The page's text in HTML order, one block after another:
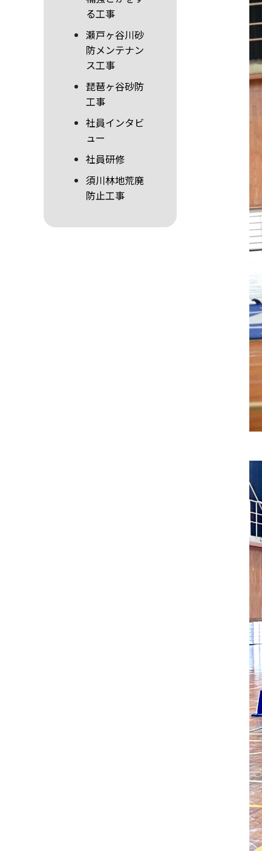
る工事
瀬戸ヶ谷川砂
防メンテナン
ス工事
琵琶ヶ谷砂防
工事
社員インタビ
ュー
社員研修
須川林地荒廃
防止工事